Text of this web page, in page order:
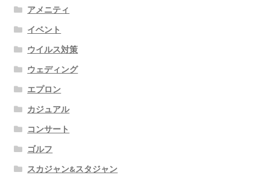
アメニティ
イベント
ウイルス対策
ウェディング
エプロン
カジュアル
コンサート
ゴルフ
スカジャン&スタジャン